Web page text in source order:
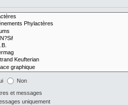
Non
et messages
uniquement